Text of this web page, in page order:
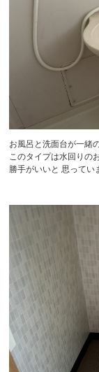
お風呂と洗面台が一緒
このタイプは水回りの
勝手がいいと 思ってい